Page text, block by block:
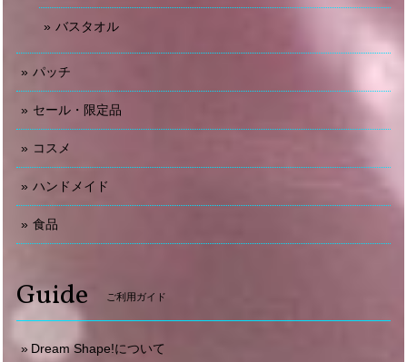
バスタオル
パッチ
セール・限定品
コスメ
ハンドメイド
食品
Guide ご利用ガイド
Dream Shape!について